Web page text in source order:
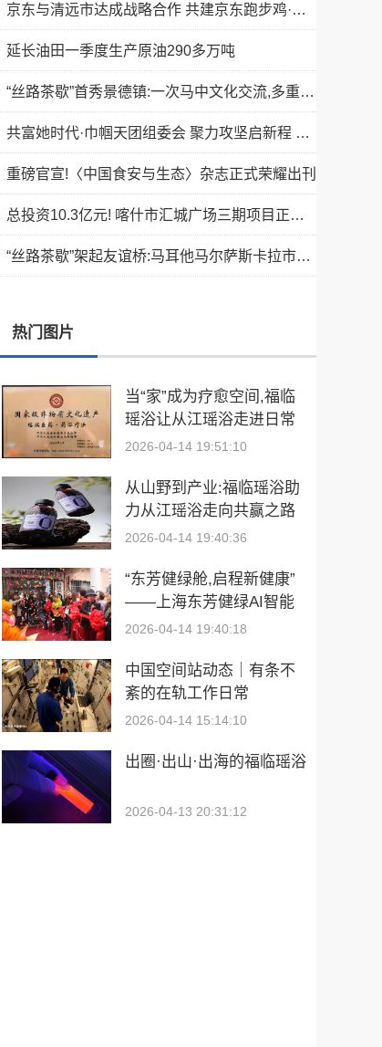
延长油田一季度生产原油290多万吨
“丝路茶歇”首秀景德镇:一次马中文化交流,多重收获与回响
共富她时代·巾帼天团组委会 聚力攻坚启新程 星火燎原耀全国
重磅官宣!〈中国食安与生态〉杂志正式荣耀出刊
总投资10.3亿元! 喀什市汇城广场三期项目正式开工
“丝路茶歇”架起友谊桥:马耳他马尔萨斯卡拉市友城代表团访问景德镇
春训砺警展风采 比武竞技淬精兵—阿勒泰市公安局举行春训队列会操比武活动
玉中有大千——中国工艺美术大师袁嘉骐和他的琢玉人生
從“建國方略”到“十五五”的偉大跨越 獻給孫中山誕辰160周年暨鄭麗文訪陸
热门图片
当“家”成为疗愈空间,福临
瑶浴让从江瑶浴走进日常
生活
2026-04-14 19:51:10
从山野到产业:福临瑶浴助
力从江瑶浴走向共赢之路
2026-04-14 19:40:36
“东芳健绿舱,启程新健康”
——上海东芳健绿AI智能
养身舱品牌发布会圆满成
2026-04-14 19:40:18
中国空间站动态｜有条不
紊的在轨工作日常
2026-04-14 15:14:10
出圈·出山·出海的福临瑶浴
2026-04-13 20:31:12